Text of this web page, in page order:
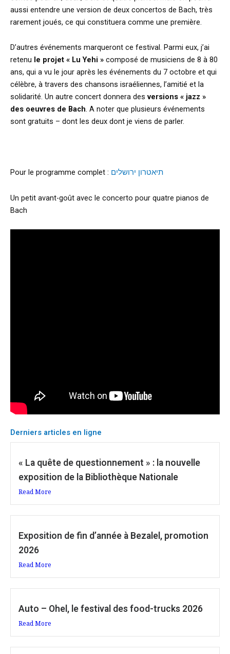
aussi entendre une version de deux concertos de Bach, très
rarement joués, ce qui constituera comme une première.
D’autres événements marqueront ce festival. Parmi eux, j’ai
retenu le projet « Lu Yehi » composé de musiciens de 8 à 80
ans, qui a vu le jour après les événements du 7 octobre et qui
célèbre, à travers des chansons israéliennes, l’amitié et la
solidarité. Un autre concert donnera des versions « jazz »
des oeuvres de Bach. A noter que plusieurs événements
sont gratuits – dont les deux dont je viens de parler.
Pour le programme complet : תיאטרון ירושלים
Un petit avant-goût avec le concerto pour quatre pianos de
Bach
Derniers articles en ligne
« La quête de questionnement » : la nouvelle
exposition de la Bibliothèque Nationale
Read More
Exposition de fin d’année à Bezalel, promotion
2026
Read More
Auto – Ohel, le festival des food-trucks 2026
Read More